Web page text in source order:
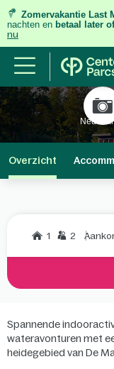
Zomervakantie Last
nachten en betaal later
nu
Overzicht
1 2
Spannende
wateravonturen met
heidegebied van De